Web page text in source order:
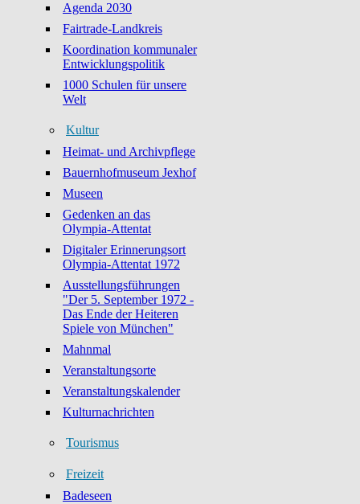
Agenda 2030
Fairtrade-Landkreis
Koordination kommunaler
Entwicklungspolitik
1000 Schulen für unsere
Welt
Kultur
Heimat- und Archivpflege
Bauernhofmuseum Jexhof
Museen
Gedenken an das
Olympia-Attentat
Digitaler Erinnerungsort
Olympia-Attentat 1972
Ausstellungsführungen
"Der 5. September 1972 -
Das Ende der Heiteren
Spiele von München"
Mahnmal
Veranstaltungsorte
Veranstaltungskalender
Kulturnachrichten
Tourismus
Freizeit
Badeseen